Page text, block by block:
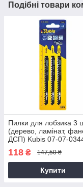
Подібні товари
Пилки для лобзика 3
(дерево, ламінат,
ДСП) Kubis 07-07-
118 ₴ 147,50 ₴
Купити